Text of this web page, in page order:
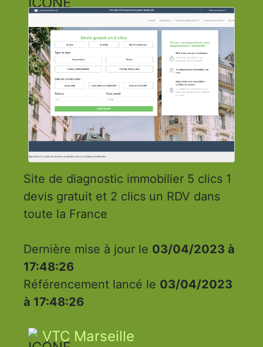
Site de diagnostic immobilier 5 clics 1
devis gratuit et 2 clics un RDV dans
toute la France
Dernière mise à jour le 03/04/2023 à
17:48:26
Référencement lancé le 03/04/2023
à 17:48:26
VTC Marseille